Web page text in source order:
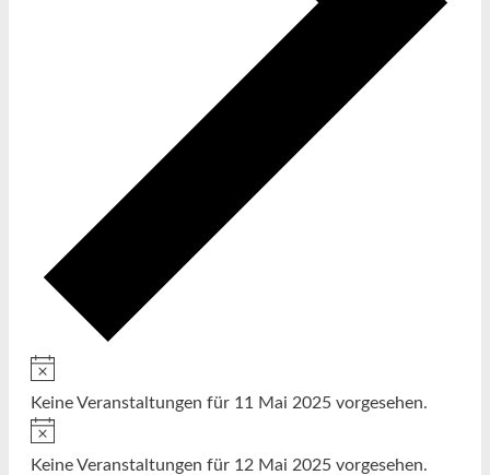
Hinweis
Keine Veranstaltungen für 11 Mai 2025 vorgesehen.
Hinweis
Keine Veranstaltungen für 12 Mai 2025 vorgesehen.